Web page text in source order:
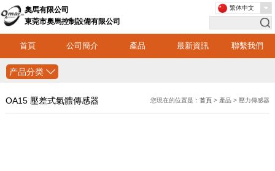
奧馬有限公司
東莞市奧馬控制設備有限公司
首頁 公司簡介 產品 最新資訊 聯繫我們
繁体中文
产品分类
OA15 壓差式氣體傳感器 您現在的位置是：首頁 > 產品 > 壓力傳感器